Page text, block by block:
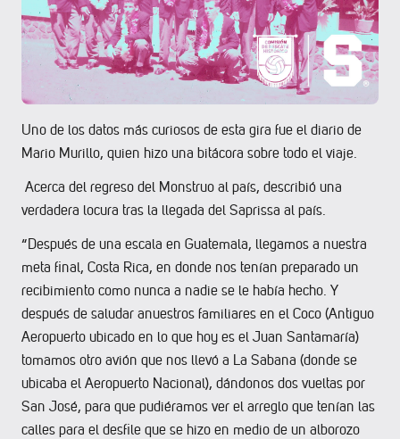
Uno de los datos más curiosos de esta gira fue el diario de
Mario Murillo, quien hizo una bitácora sobre todo el viaje.
Acerca del regreso del Monstruo al país, describió una
verdadera locura tras la llegada del Saprissa al país.
“Después de una escala en Guatemala, llegamos a nuestra
meta final, Costa Rica, en donde nos tenían preparado un
recibimiento como nunca a nadie se le había hecho. Y
después de saludar anuestros familiares en el Coco (Antiguo
Aeropuerto ubicado en lo que hoy es el Juan Santamaría)
tomamos otro avión que nos llevó a La Sabana (donde se
ubicaba el Aeropuerto Nacional), dándonos dos vueltas por
San José, para que pudiéramos ver el arreglo que tenían las
calles para el desfile que se hizo en medio de un alborozo